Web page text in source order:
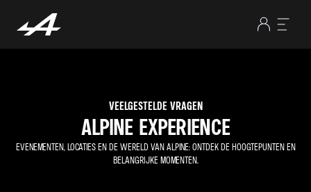
VEELGESTELDE VRAGEN
ALPINE EXPERIENCE
EVENEMENTEN, LOCATIES EN DE WERELD VAN ALPINE: ONTDEK DE HOOGTEPUNTEN EN
BELANGRIJKE MOMENTEN.